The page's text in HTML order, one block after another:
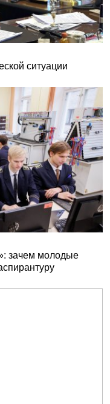
ситуации
зачем молодые